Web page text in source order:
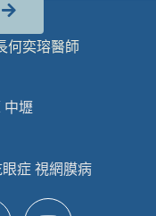
何奕瑢醫師
中壢
症 視網膜病